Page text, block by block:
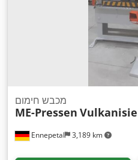
Ennepetal 3,189 km
מכבש חימום
ME-Pressen